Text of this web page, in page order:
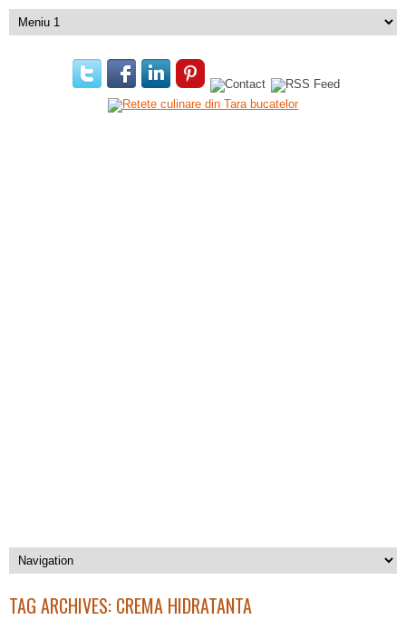
TAG ARCHIVES: CREMA HIDRATANTA